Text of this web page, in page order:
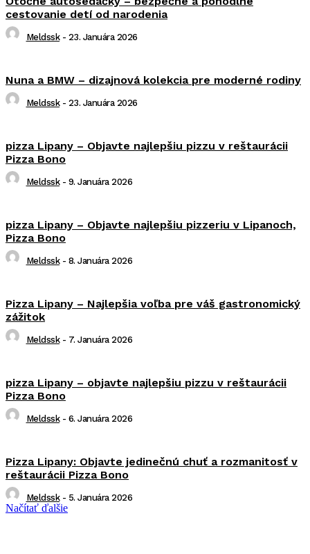
cestovanie detí od narodenia
Meldssk - 23. Januára 2026
Nuna a BMW – dizajnová kolekcia pre moderné rodiny
Meldssk - 23. Januára 2026
pizza Lipany – Objavte najlepšiu pizzu v reštaurácii
Pizza Bono
Meldssk - 9. Januára 2026
pizza Lipany – Objavte najlepšiu pizzeriu v Lipanoch,
Pizza Bono
Meldssk - 8. Januára 2026
Pizza Lipany – Najlepšia voľba pre váš gastronomický
zážitok
Meldssk - 7. Januára 2026
pizza Lipany – objavte najlepšiu pizzu v reštaurácii
Pizza Bono
Meldssk - 6. Januára 2026
Pizza Lipany: Objavte jedinečnú chuť a rozmanitosť v
reštaurácii Pizza Bono
Meldssk - 5. Januára 2026
Načítať ďalšie